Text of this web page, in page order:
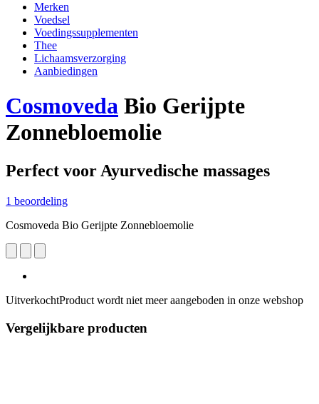
Merken
Voedsel
Voedingssupplementen
Thee
Lichaamsverzorging
Aanbiedingen
Cosmoveda Bio Gerijpte
Zonnebloemolie
Perfect voor Ayurvedische massages
1 beoordeling
Cosmoveda Bio Gerijpte Zonnebloemolie
UitverkochtProduct wordt niet meer aangeboden in onze webshop
Vergelijkbare producten